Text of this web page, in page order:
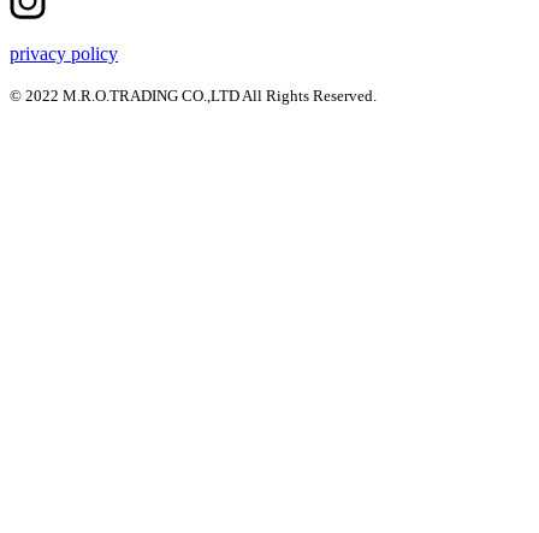
privacy policy
© 2022 M.R.O.TRADING CO.,LTD All Rights Reserved.